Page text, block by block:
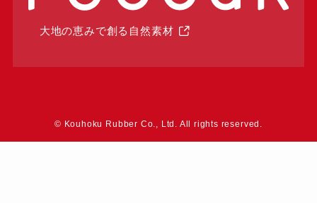
大地の恵みで創る自然素材
© Kouhoku Rubber Co., Ltd. All rights reserved.